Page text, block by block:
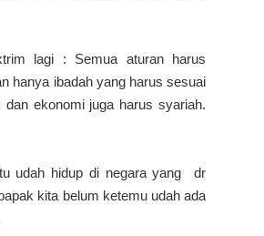
lagi : Semua aturan harus
hanya ibadah yang harus sesuai
dan ekonomi juga harus syariah.
udah hidup di negara yang dr
kita belum ketemu udah ada